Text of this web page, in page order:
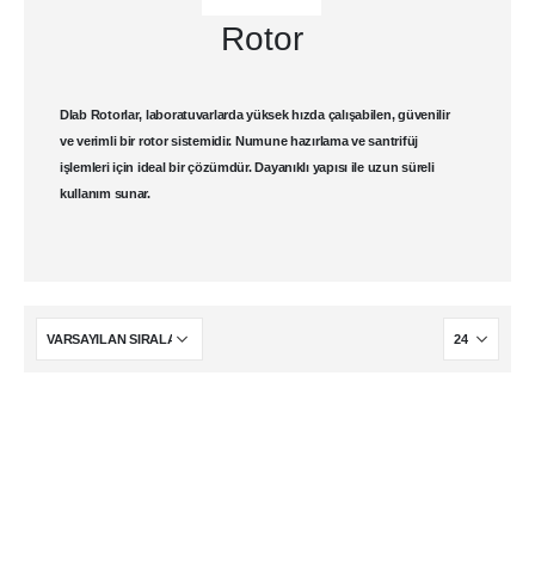
Rotor
Dlab Rotorlar, laboratuvarlarda yüksek hızda çalışabilen, güvenilir
ve verimli bir rotor sistemidir. Numune hazırlama vesantrifüj
işlemleri için ideal bir çözümdür. Dayanıklı yapısı ile uzun süreli
kullanım sunar.